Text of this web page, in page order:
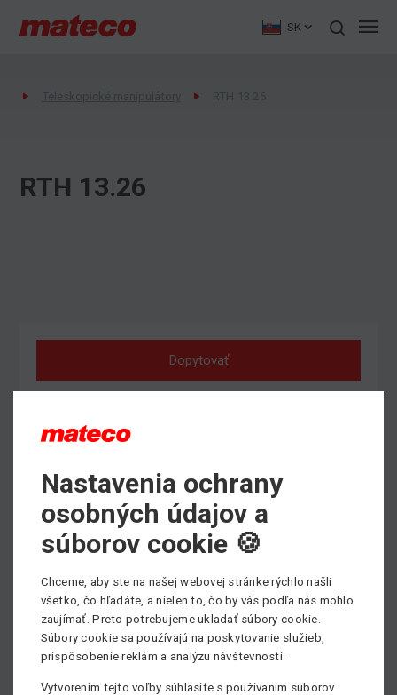
SK
RTH 13.26
Dopytovať
26.20 m
Min. nosnosť
Pohon
Diesel
Nastavenia ochrany
osobných údajov a
súborov cookie 🍪
Chceme, aby ste na našej webovej stránke rýchlo našli
všetko, čo hľadáte, a nielen to, čo by vás podľa nás mohlo
zaujímať. Preto potrebujeme ukladať súbory cookie.
Súbory cookie sa používajú na poskytovanie služieb,
prispôsobenie reklám a analýzu návštevnosti.
Vytvorením tejto voľby súhlasíte s používaním súborov